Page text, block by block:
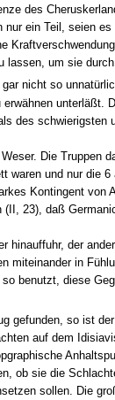
des
ein Teil, seien
lassen, um sie
nicht so
unterläßt.
des schwierigsten
Die Truppen
waren und nur die 6
Kontingent von
23), daß
hinauffuhr, der
miteinander in
benutzt, diese
gefunden, so ist
auf dem
ob sie die
sollen. Die